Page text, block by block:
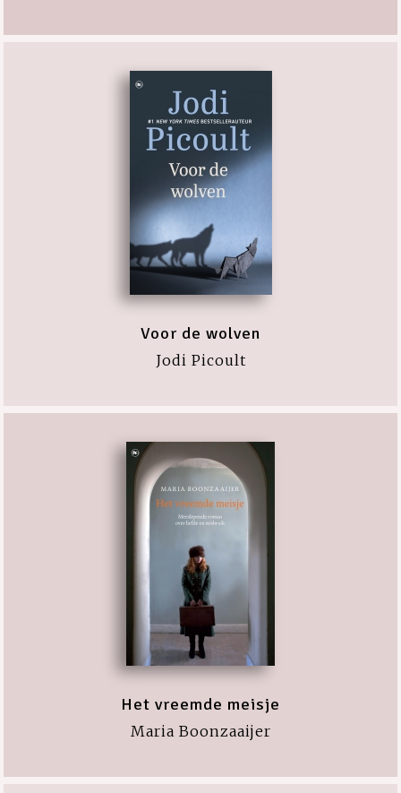
Voor de wolven
Jodi Picoult
Het vreemde meisje
Maria Boonzaaijer